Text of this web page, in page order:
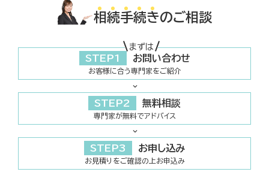
相続手続きのご相談
まずは
STEP1 お問い合わせ
お客様に合う専門家をご紹介
STEP2 無料相談
専門家が無料でアドバイス
STEP3 お申し込み
お見積りをご確認の上お申込み